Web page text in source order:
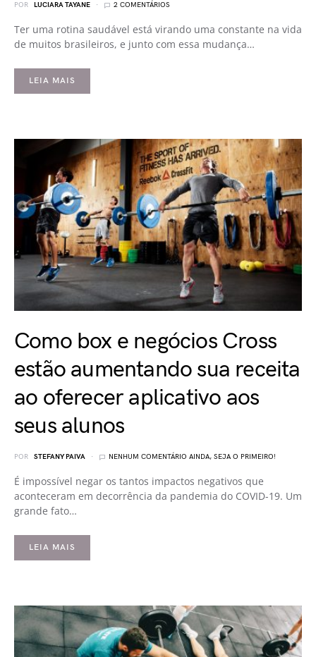
POR LUCIARA TAYANE 2 COMENTÁRIOS
Ter uma rotina saudável está virando uma constante na vida
de muitos brasileiros, e junto com essa mudança…
LEIA MAIS
Como box e negócios Cross
estão aumentando sua receita
ao oferecer aplicativo aos
seus alunos
POR STEFANY PAIVA NENHUM COMENTÁRIO AINDA, SEJA O PRIMEIRO!
É impossível negar os tantos impactos negativos que
aconteceram em decorrência da pandemia do COVID-19. Um
grande fato…
LEIA MAIS